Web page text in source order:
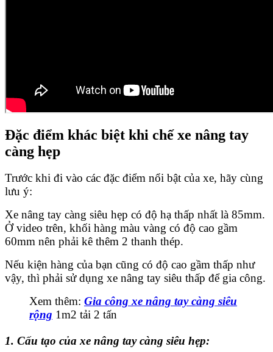
Đặc điểm khác biệt khi chế xe nâng tay
càng hẹp
Trước khi đi vào các đặc điểm nổi bật của xe, hãy cùng
lưu ý:
Xe nâng tay càng siêu hẹp có độ hạ thấp nhất là 85mm.
Ở video trên, khối hàng màu vàng có độ cao gầm
60mm nên phải kê thêm 2 thanh thép.
Nếu kiện hàng của bạn cũng có độ cao gầm thấp như
vậy, thì phải sử dụng xe nâng tay siêu thấp để gia công.
Xem thêm: Gia công xe nâng tay càng siêu
rộng 1m2 tải 2 tấn
1. Cấu tạo của xe nâng tay càng siêu hẹp: